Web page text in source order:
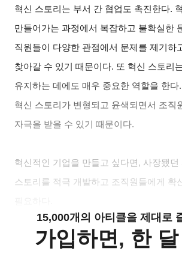
혁신 스토리는 부서 간 협업도 촉진한다.
만들어가는 과정에서 복잡하고 불확실한
직원들이 다양한 관점에서 문제를 제기하
찾아갈 수 있기 때문이다. 또 혁신 스토리
유지하는 데에도 매우 중요한 역할을 한다
혁신 스토리가 변형되고 윤색되면서 조직
자극을 받을 수 있기 때문이다.
혁신적인 기업을 만들고 싶다면, 사장됐던
스토리를 적극 개발하고 조직원들에게 확
15,000개의 아티클을 제대로
가입하면, 한